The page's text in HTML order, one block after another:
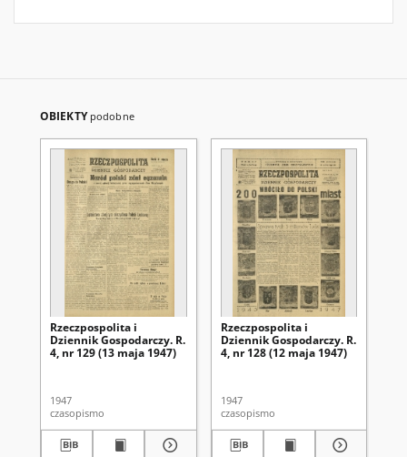
OBIEKTY podobne
Rzeczpospolita i
Dziennik Gospodarczy. R.
4, nr 129 (13 maja 1947)
1947
czasopismo
Rzeczpospolita i
Dziennik Gospodarczy. R.
4, nr 128 (12 maja 1947)
1947
czasopismo